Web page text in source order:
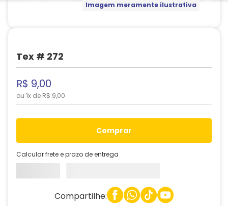
Imagem meramente ilustrativa
Tex # 272
R$ 9,00
ou 1x de R$ 9,00
comprar
Calcular frete e prazo de entrega
Compartilhe: